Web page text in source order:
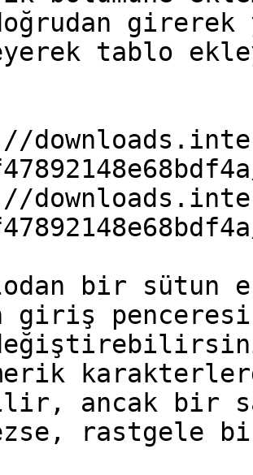
tablo
bir sütun
giriş
ancak bir
rastgele